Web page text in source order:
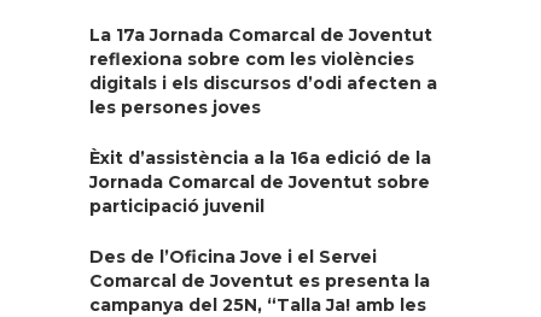
La 17a Jornada Comarcal de Joventut
reflexiona sobre com les violències
digitals i els discursos d’odi afecten a
les persones joves
Èxit d’assistència a la 16a edició de la
Jornada Comarcal de Joventut sobre
participació juvenil
Des de l’Oficina Jove i el Servei
Comarcal de Joventut es presenta la
campanya del 25N, “Talla Ja! amb les